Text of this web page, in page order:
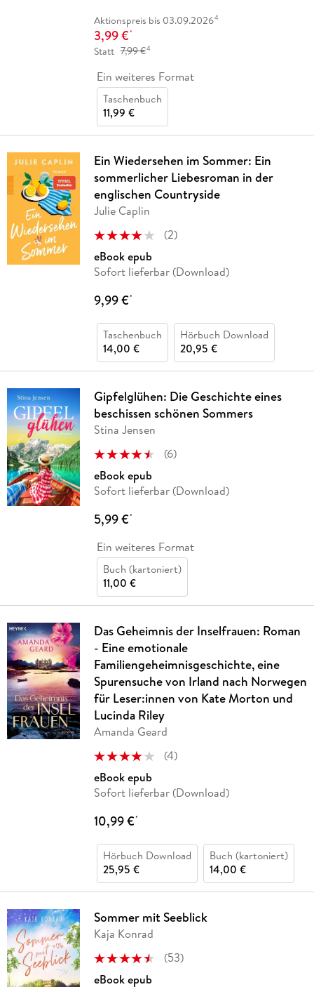
Aktionspreis bis 03.09.20264
3,99 €*
Statt 7,99 €4
Ein weiteres Format
Taschenbuch
11,99 €
Ein Wiedersehen im Sommer: Ein
sommerlicher Liebesroman in der
englischen Countryside
Julie Caplin
(2)
eBook epub
Sofort lieferbar (Download)
9,99 €*
Taschenbuch
14,00 €
Hörbuch Download
20,95 €
Gipfelglühen: Die Geschichte eines
beschissen schönen Sommers
Stina Jensen
(6)
eBook epub
Sofort lieferbar (Download)
5,99 €*
Ein weiteres Format
Buch (kartoniert)
11,00 €
Das Geheimnis der Inselfrauen: Roman
- Eine emotionale
Familiengeheimnisgeschichte, eine
Spurensuche von Irland nach Norwegen
für Leser:innen von Kate Morton und
Lucinda Riley
Amanda Geard
(4)
eBook epub
Sofort lieferbar (Download)
10,99 €*
Hörbuch Download
25,95 €
Buch (kartoniert)
14,00 €
Sommer mit Seeblick
Kaja Konrad
(53)
eBook epub